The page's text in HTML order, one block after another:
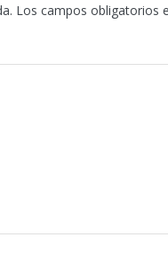
Los campos obligatorios